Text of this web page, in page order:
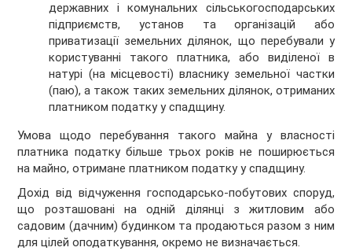
державних і комунальних сільськогосподарських
підприємств, установ та організацій або
приватизації земельних ділянок, що перебували у
користуванні такого платника, або виділеної в
натурі (на місцевості) власнику земельної частки
(паю), а також таких земельних ділянок, отриманих
платником податку у спадщину.
Умова щодо перебування такого майна у власності
платника податку більше трьох років не поширюється
на майно, отримане платником податку у спадщину.
Дохід від відчуження господарсько-побутових споруд,
що розташовані на одній ділянці з житловим або
садовим (дачним) будинком та продаються разом з ним
для цілей оподаткування, окремо не визначається.